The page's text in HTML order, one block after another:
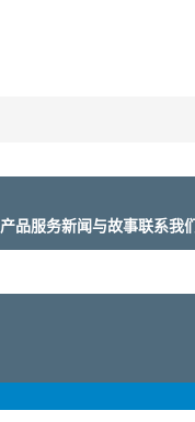
产品服务新闻与故事联系我们